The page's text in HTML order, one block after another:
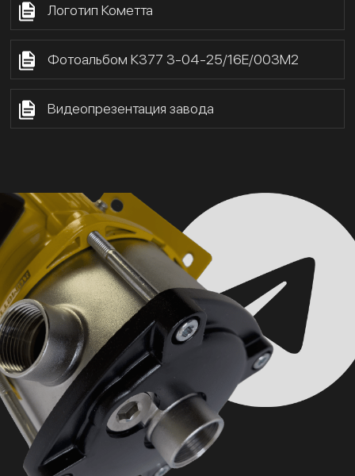
Логотип Кометта
Фотоальбом К377 3-04-25/16Е/003М2
Видеопрезентация завода